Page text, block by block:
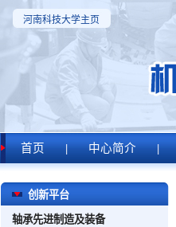
河南科技大学主页
首页 | 中心简介 |
创新平台
轴承先进制造及装备